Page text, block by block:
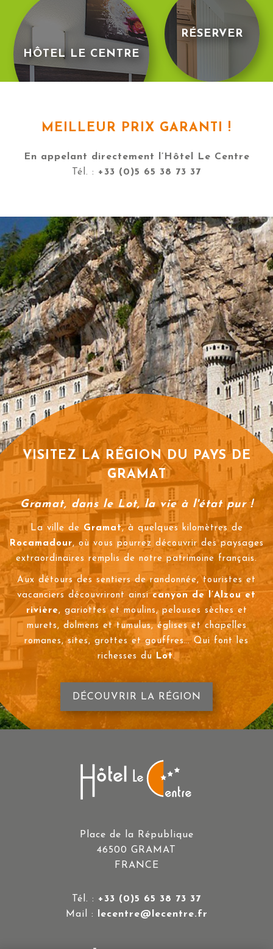
HÔTEL LE CENTRE
RÉSERVER
MEILLEUR PRIX GARANTI !
En appelant directement l’Hôtel Le Centre
Tél. : +33 (0)5 65 38 73 37
VISITEZ LA RÉGION DU PAYS DE
GRAMAT
Gramat, dans le Lot, la vie à l'état pur !
La ville de Gramat, à quelques kilomètres de
Rocamadour, où vous pourrez découvrir des paysages
extraordinaires remplis de notre patrimoine français.
Aux détours des sentiers de randonnée, touristes et
vacanciers découvriront ainsicanyon de l’Alzou et
rivière, gariottes et moulins, pelouses sèches et
murets, dolmens et tumulus, églises et chapelles
romanes, sites, grottes et gouffres… Qui font les
richesses du Lot.
DÉCOUVRIR LA RÉGION
Place de la République
46500 GRAMAT
FRANCE
Tél. : +33 (0)5 65 38 73 37
Mail : lecentre@lecentre.fr